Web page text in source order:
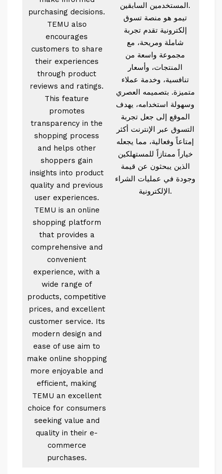
purchasing decisions.
TEMU also
encourages
customers to share
their experiences
through product
reviews and ratings.
This feature
promotes
transparency in the
shopping process
and helps other
shoppers gain
insights into product
quality and previous
user experiences.
TEMU is an online
shopping platform
that provides a
comprehensive and
convenient
experience, with a
wide range of
products, competitive
prices, and excellent
customer service. Its
modern design and
ease of use aim to
make online shopping
more enjoyable and
efficient, making
TEMU an excellent
choice for consumers
seeking value and
quality in their e-
commerce
purchases.
المستخدمين السابقين.
تيمو هو منصة تسوق
إلكترونية تقدم تجربة
شاملة ومريحة، مع
مجموعة واسعة من
المنتجات، وأسعار
تنافسية، وخدمة عملاء
متميزة. بتصميمه العصري
وسهولة استخدامه، يهدف
الموقع إلى جعل تجربة
التسوق عبر الإنترنت أكثر
إمتاعاً وفعالية، مما يجعله
خياراً ممتازاً للمستهلكين
الذين يبحثون عن قيمة
وجودة في عمليات الشراء
الإلكترونية.